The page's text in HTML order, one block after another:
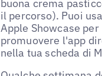
buona crema
il percorso). Puoi
Apple Showcase per
promuovere l'app
nella tua scheda di